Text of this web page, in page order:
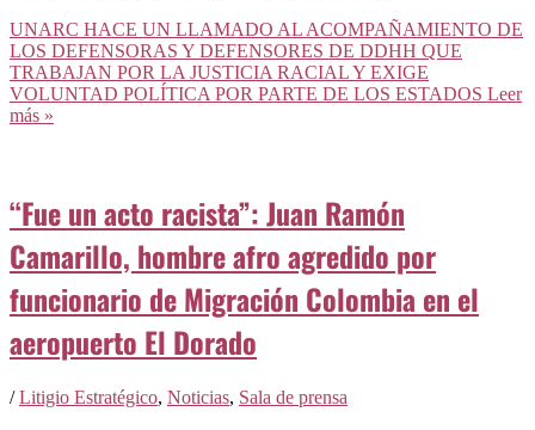
UNARC HACE UN LLAMADO AL ACOMPAÑAMIENTO DE
LOS DEFENSORAS Y DEFENSORES DE DDHH QUE
TRABAJAN POR LA JUSTICIA RACIAL Y EXIGE
VOLUNTAD POLÍTICA POR PARTE DE LOS ESTADOS Leer
más »
“Fue un acto racista”: Juan Ramón
Camarillo, hombre afro agredido por
funcionario de Migración Colombia en el
aeropuerto El Dorado
/Litigio Estratégico, Noticias, Sala de prensa